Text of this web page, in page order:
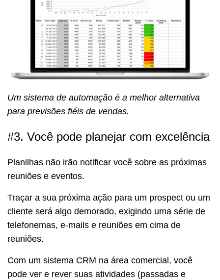
Um sistema de automação é a melhor alternativa
para previsões fiéis de vendas.
#3. Você pode planejar com excelência
Planilhas não irão notificar você sobre as próximas
reuniões e eventos.
Traçar a sua próxima ação para um prospect ou um
cliente será algo demorado, exigindo uma série de
telefonemas, e-mails e reuniões em cima de
reuniões.
Com um sistema CRM na área comercial, você
pode ver e rever suas atividades (passadas e